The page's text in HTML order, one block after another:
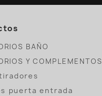
BAÑO
Y COMPLEMENTOS
puerta entrada